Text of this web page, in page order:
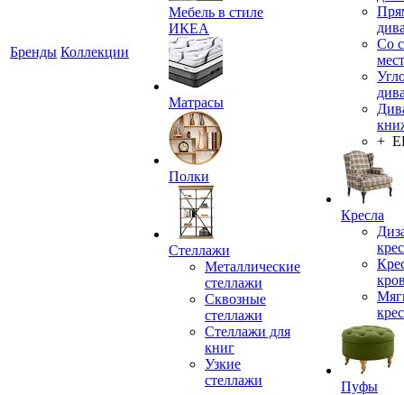
Бренды Коллекции
Мебель в стиле
ИКЕА
Матрасы
Полки
Стеллажи
Металлические
стеллажи
Сквозные
стеллажи
Стеллажи для
книг
Узкие
стеллажи
Со
+
Кресла
Пуфы